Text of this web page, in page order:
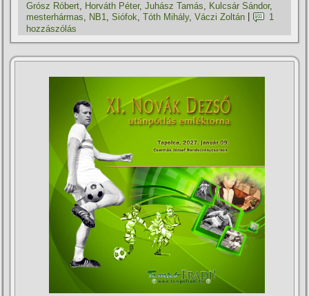
Grósz Róbert, Horváth Péter,Juhász Tamás, Kulcsár Sándor,
mesterhármas
NB1 ,Siófok ,Tóth Mihály,Váczi Zoltán
1
hozzászólás